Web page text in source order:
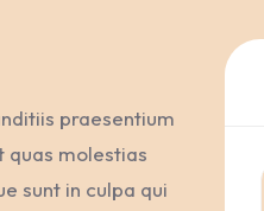
praesentium
molestias
sunt in culpa qui